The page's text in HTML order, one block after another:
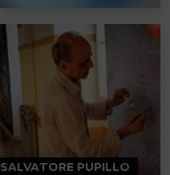
SALVATORE PUPILLO